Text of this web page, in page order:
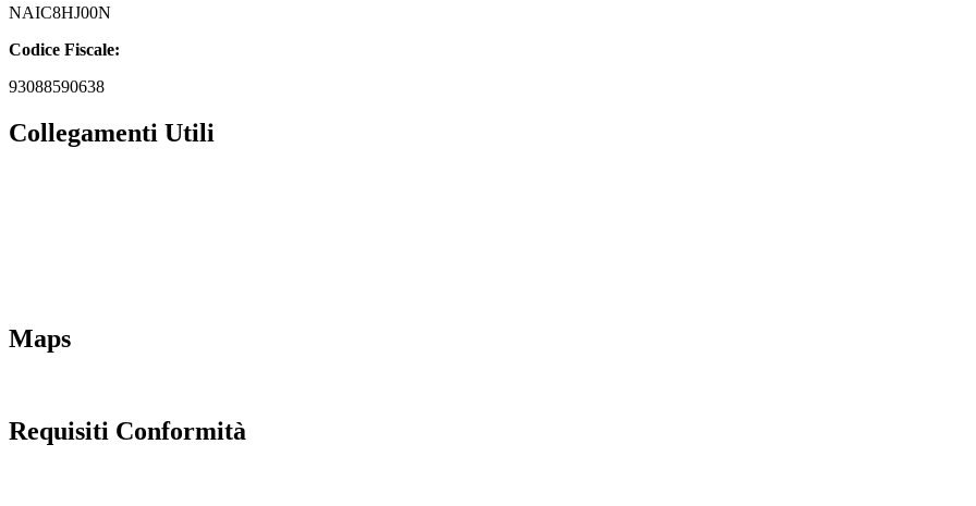
NAIC8HJ00N
Codice Fiscale:
93088590638
Collegamenti Utili
Maps
Requisiti Conformità